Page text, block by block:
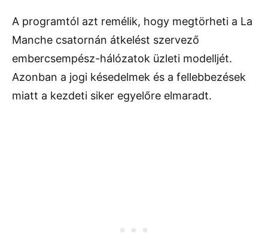
A programtól azt remélik, hogy megtörheti a La
Manche csatornán átkelést szervező
embercsempész-hálózatok üzleti modelljét.
Azonban a jogi késedelmek és a fellebbezések
miatt a kezdeti siker egyelőre elmaradt.